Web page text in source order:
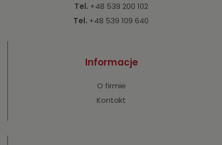
Tel. +48 539 200 102
Tel. +48 539 109 640
Informacje
O firmie
Kontakt